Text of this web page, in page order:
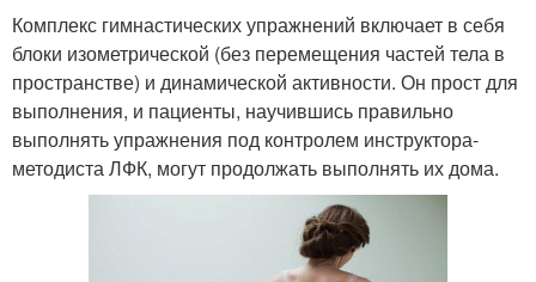
Комплекс гимнастических упражнений включает в себя
блоки изометрической (без перемещения частей тела в
пространстве) и динамической активности. Он прост для
выполнения, и пациенты, научившись правильно
выполнять упражнения под контролем инструктора-
методиста ЛФК, могут продолжать выполнять их дома.